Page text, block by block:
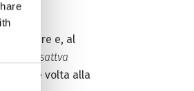
e, al
bodhisattva
volta alla